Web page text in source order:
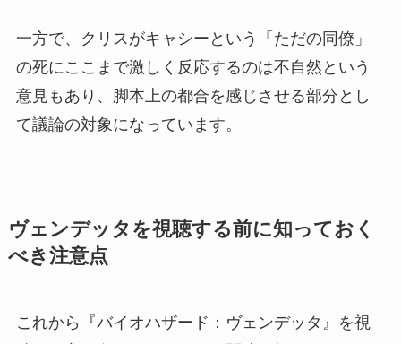
一方で、クリスがキャシーという「ただの同僚」
の死にここまで激しく反応するのは不自然という
意見もあり、脚本上の都合を感じさせる部分とし
て議論の対象になっています。
ヴェンデッタを視聴する前に知っておく
べき注意点
これから『バイオハザード：ヴェンデッタ』を視